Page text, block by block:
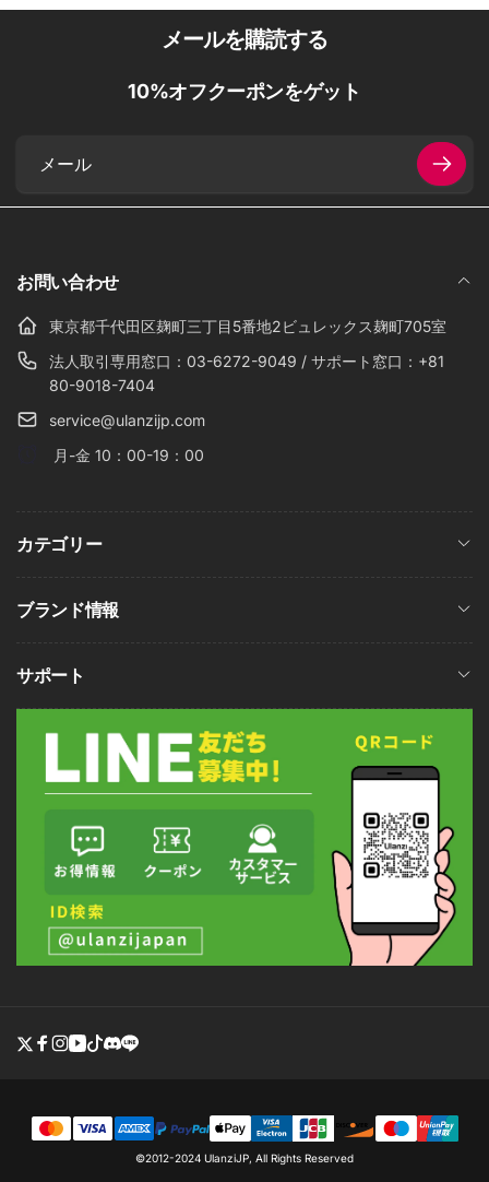
メールを購読する
10%オフクーポンをゲット
お問い合わせ
東京都千代田区麹町三丁目5番地2ビュレックス麹町705室
法人取引専用窓口：03-6272-9049 / サポート窓口：+81
80-9018-7404
service@ulanzijp.com
月-金 10：00-19：00
カテゴリー
ブランド情報
サポート
Twitter
Facebook
Instagram
YouTube
TikTok
discord
line
決
済
©2012-2024 UlanziJP, All Rights Reserved